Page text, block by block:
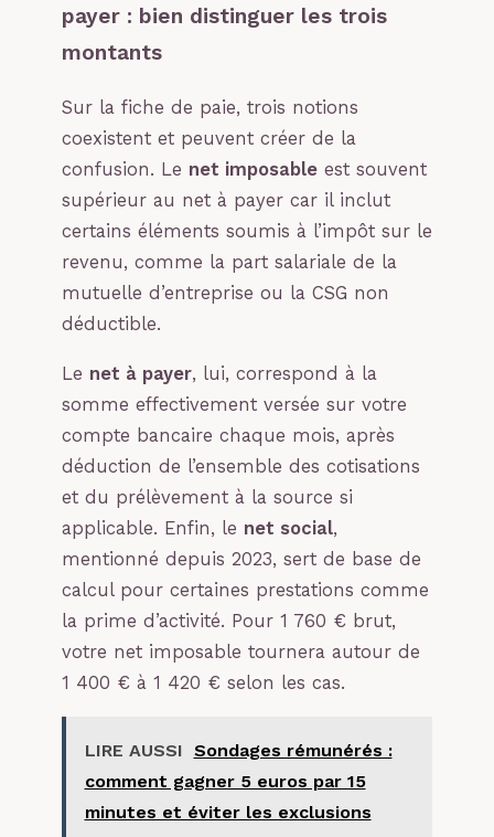
payer : bien distinguer les trois
montants
Sur la fiche de paie, trois notions
coexistent et peuvent créer de la
confusion. Le net imposable est souvent
supérieur au net à payer car il inclut
certains éléments soumis à l’impôt sur le
revenu, comme la part salariale de la
mutuelle d’entreprise ou la CSG non
déductible.
Le net à payer, lui, correspond à la
somme effectivement versée sur votre
compte bancaire chaque mois, après
déduction de l’ensemble des cotisations
et du prélèvement à la source si
applicable. Enfin, le net social,
mentionné depuis 2023, sert de base de
calcul pour certaines prestations comme
la prime d’activité. Pour 1 760 € brut,
votre net imposable tournera autour de
1 400 € à 1 420 € selon les cas.
LIRE AUSSI Sondages rémunérés :
comment gagner 5 euros par 15
minutes et éviter les exclusions